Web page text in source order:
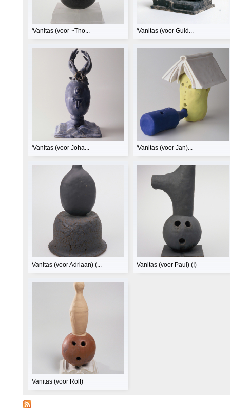
'Vanitas (voor ~Tho... 'Vanitas (voor Guid...
'Vanitas (voor Joha... 'Vanitas (voor Jan)...
Vanitas (voor Adriaan) (... Vanitas (voor Paul) (I)
Vanitas (voor Rolf)